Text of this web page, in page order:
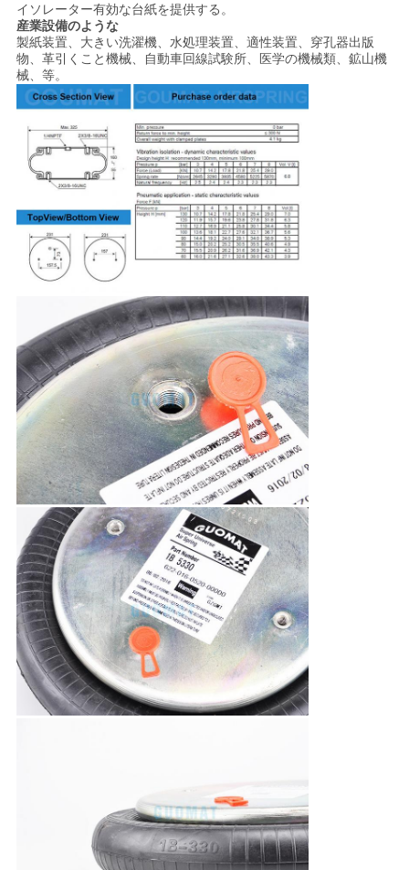
イソレーター有効な台紙を提供する。
産業設備のような
製紙装置、大きい洗濯機、水処理装置、適性装置、穿孔器出版
物、革引くこと機械、自動車回線試験所、医学の機械類、鉱山機
械、等。